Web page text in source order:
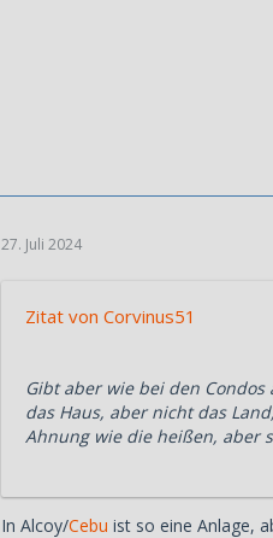
27. Juli 2024
Zitat von Corvinus51
Gibt aber wie bei den
das Haus, aber nicht das
Ahnung wie die heißen, aber
In Alcoy/Cebu ist so eine Anlage,